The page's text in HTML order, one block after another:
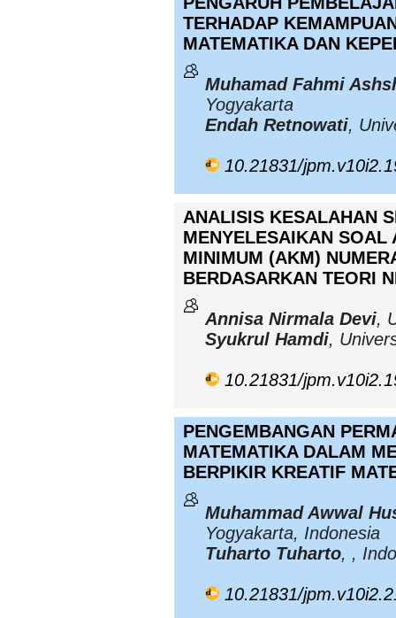
TERHADAP
MATEMATIKA DAN
Muhamad Fahmi
Yogyakarta
Endah Retnowati,
10.21831/
ANALISIS KESALAHAN
MENYELESAIKAN SOAL
MINIMUM (AKM)
BERDASARKAN TEORI
Annisa Nirmala Devi,
Syukrul Hamdi,
10.21831/
PENGEMBANGAN
MATEMATIKA DALAM
BERPIKIR KREATIF
Muhammad Awwal
Yogyakarta, Indonesia
Tuharto Tuharto, ,
10.21831/